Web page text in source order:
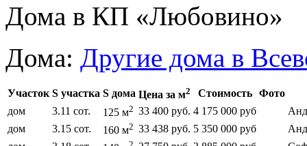
Дома в КП «Любовино»
Дома: Другие дома в
Участок S участка S дома Цена за м2 Стоимость
Фото
дом
3.11 сот. 125 м2 33 400 руб. 4 175 000 руб
дом
3.15 сот. 160 м2 33 438 руб. 5 350 000 руб